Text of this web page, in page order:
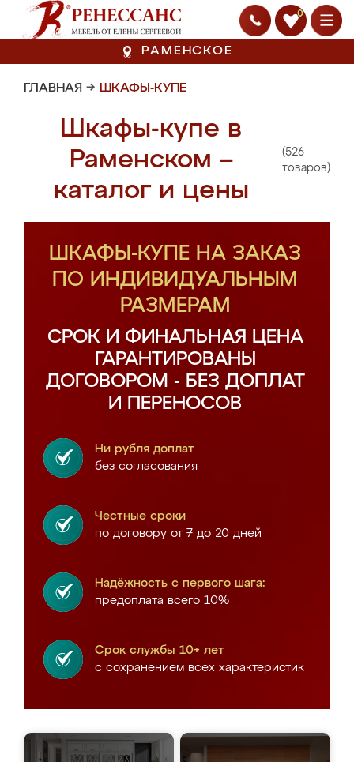
0
РАМЕНСКОЕ
ГЛАВНАЯ → ШКАФЫ-КУПЕ
Шкафы-купе в
Раменском –
каталог и цены
(526
товаров)
ШКАФЫ-КУПЕ НА ЗАКАЗ
ПО ИНДИВИДУАЛЬНЫМ
РАЗМЕРАМ
СРОК И ФИНАЛЬНАЯ ЦЕНА
ГАРАНТИРОВАНЫ
ДОГОВОРОМ - БЕЗ ДОПЛАТ
И ПЕРЕНОСОВ
Ни рубля доплат
без согласования
Честные сроки
по договору от 7 до 20 дней
Надёжность с первого шага:
предоплата всего 10%
Срок службы 10+ лет
с сохранением всех характеристик